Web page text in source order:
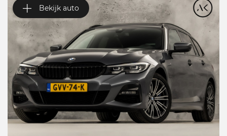
Bekijk auto